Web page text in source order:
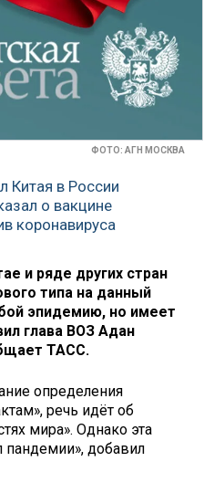
ФОТО: АГН МОСКВА
Китая в России
о вакцине
коронавируса
и ряде других стран
типа на данный
эпидемию, но имеет
глава ВОЗ Адан
ТАСС.
определения
речь идёт об
мира». Однако эта
пандемии», добавил